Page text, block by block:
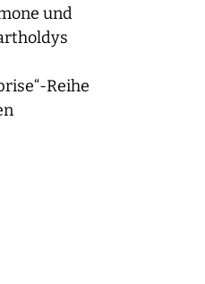
und
Reihe